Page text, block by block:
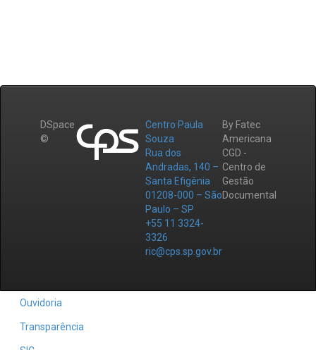
DSpace
©
Centro Paula
Souza
Rua dos
Andradas, 140 –
Santa Efigênia
01208-000 – São
Paulo – SP
+55 11 3324-
3326
ric@cps.sp.gov.br
By Fatec
Americana
CGD -
Centro de
Gestão
Documental
Ouvidoria
Transparência